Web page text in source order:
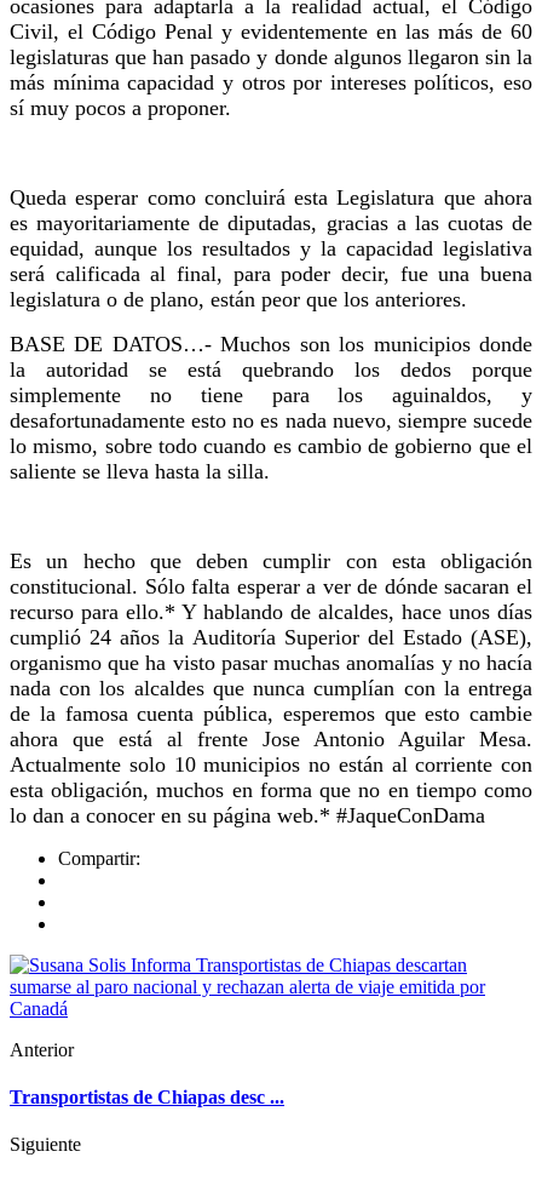
ocasiones para adaptarla a la realidad actual, el Código
Civil, el Código Penal y evidentemente en las más de 60
legislaturas que han pasado y donde algunos llegaron sin la
más mínima capacidad y otros por intereses políticos, eso
sí muy pocos a proponer.
Queda esperar como concluirá esta Legislatura que ahora
es mayoritariamente de diputadas, gracias a las cuotas de
equidad, aunque los resultados y la capacidad legislativa
será calificada al final, para poder decir, fue una buena
legislatura o de plano, están peor que los anteriores.
BASE DE DATOS…- Muchos son los municipios donde
la autoridad se está quebrando los dedos porque
simplemente no tiene para los aguinaldos, y
desafortunadamente esto no es nada nuevo, siempre sucede
lo mismo, sobre todo cuando es cambio de gobierno que el
saliente se lleva hasta la silla.
Es un hecho que deben cumplir con esta obligación
constitucional. Sólo falta esperar a ver de dónde sacaran el
recurso para ello.* Y hablando de alcaldes, hace unos días
cumplió 24 años la Auditoría Superior del Estado (ASE),
organismo que ha visto pasar muchas anomalías y no hacía
nada con los alcaldes que nunca cumplían con la entrega
de la famosa cuenta pública, esperemos que esto cambie
ahora que está al frente Jose Antonio Aguilar Mesa.
Actualmente solo 10 municipios no están al corriente con
esta obligación, muchos en forma que no en tiempo como
lo dan a conocer en su página web.* #JaqueConDama
Compartir:
Anterior
Transportistas de Chiapas desc ...
Siguiente